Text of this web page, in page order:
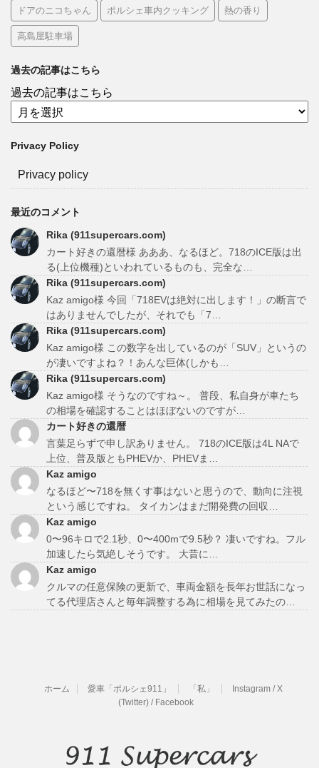
ドアのニコちゃん ポルシェ車内クッキング 熱の香り
高島屋駐車場
過去の記事はこちら
過去の記事はこちら
Privacy Policy
Privacy policy
最近のコメント
Rika (911supercars.com)
カート好きの還暦様 あああ、なるほど。718のICE版は出
る(上位機種)といわれているものも、完全な…
Rika (911supercars.com)
Kaz amigo様 今回「718EVは絶対に出します！」の断言で
はありませんでしたが、それでも「7…
Rika (911supercars.com)
Kaz amigo様 この数字を出しているのが「SUV」というの
が凄いですよね？！あんな巨体(しかも…
Rika (911supercars.com)
Kaz amigo様 そうなのですね～。 普段、私自身が車たち
の相場を確認することはほぼないのですが…
カート好きの還暦
言葉足らずで申し訳ありません。 718のICE版は4L NAで
上位、普及版ともPHEVか、PHEVま…
Kaz amigo
なるほど〜718を無くす事はないと思うので、動向に注視
という感じですね。 タイカンはまだ開発費の回収…
Kaz amigo
0〜96キロで2.1秒、0〜400mで9.5秒？ 凄いですね。フル
加速したら気絶しそうです。 大昔に…
Kaz amigo
クルマの任意保険の更新で、車両金額を長年お世話になっ
てる代理店さんと毎年調整する為に相場を見てみたの…
ホーム 愛車「ポルシェ911」 「私」
Instagram / X
(Twitter) / Facebook